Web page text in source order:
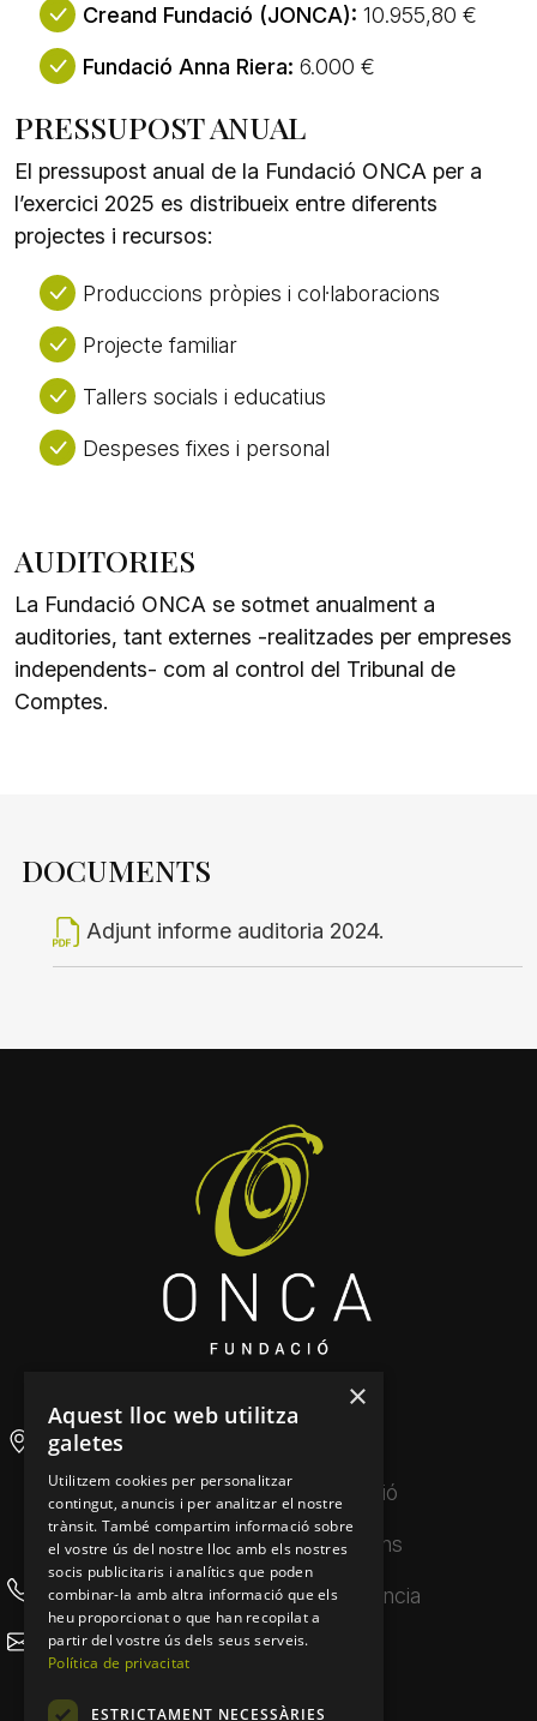
Creand Fundació (JONCA): 10.955,80 €
Fundació Anna Riera: 6.000 €
PRESSUPOST ANUAL
El pressupost anual de la Fundació ONCA per a
l’exercici 2025 es distribueix entre diferents
projectes i recursos:
Produccions pròpies i col·laboracions
Projecte familiar
Tallers socials i educatius
Despeses fixes i personal
AUDITORIES
La Fundació ONCA se sotmet anualment a
auditories, tant externes -realitzades per empreses
independents- com al control del Tribunal de
Comptes.
DOCUMENTS
Adjunt informe auditoria 2024.
Auditori Nacional
d'Andorra
AD300 Ordino
Principat d’Andorra
(+376) 684 436
info@onca.ad
La Fundació
Produccions
Transparència
Agenda
Notícies
×
Aquest lloc web utilitza
galetes
Utilitzem cookies per personalitzar
contingut, anuncis i per analitzar el nostre
trànsit. També compartim informació sobre
el vostre ús del nostre lloc amb els nostres
socis publicitaris i analítics que poden
combinar-la amb altra informació que els
heu proporcionat o que han recopilat a
partir del vostre ús dels seus serveis.
Política de privacitat
ESTRICTAMENT NECESSÀRIES